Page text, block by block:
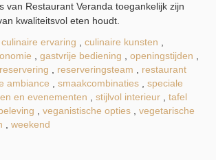
van Restaurant Veranda toegankelijk zijn
kwaliteitsvol eten houdt.
culinaire ervaring culinaire kunsten
gastvrije bediening openingstijden
reservering reserveringsteam
restaurant
ambiance smaakcombinaties
speciale
en evenementen
stijlvol interieur
tafel
veganistische opties
vegetarische
weekend